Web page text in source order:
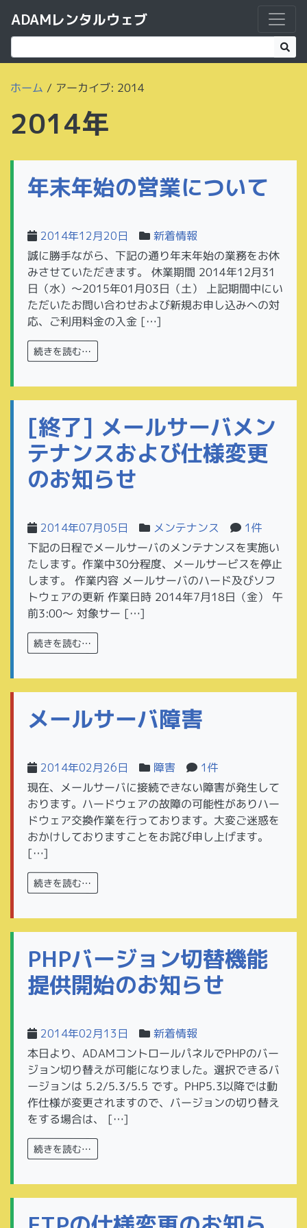
ADAMレンタルウェブ
ホーム / アーカイブ: 2014
2014年
年末年始の営業について
2014年12月20日 新着情報
誠に勝手ながら、下記の通り年末年始の業務をお休
みさせていただきます。 休業期間 2014年12月31
日（水）～2015年01月03日（土） 上記期間中にい
ただいたお問い合わせおよび新規お申し込みへの対
応、ご利用料金の入金 […]
続きを読む…
[終了] メールサーバメン
テナンスおよび仕様変更
のお知らせ
2014年07月05日 メンテナンス 1件
下記の日程でメールサーバのメンテナンスを実施い
たします。作業中30分程度、メールサービスを停止
します。 作業内容 メールサーバのハード及びソフ
トウェアの更新 作業日時 2014年7月18日（金） 午
前3:00～ 対象サー […]
続きを読む…
メールサーバ障害
2014年02月26日 障害 1件
現在、メールサーバに接続できない障害が発生して
おります。ハードウェアの故障の可能性がありハー
ドウェア交換作業を行っております。大変ご迷惑を
おかけしておりますことをお詫び申し上げます。
[…]
続きを読む…
PHPバージョン切替機能
提供開始のお知らせ
2014年02月13日 新着情報
本日より、ADAMコントロールパネルでPHPのバー
ジョン切り替えが可能になりました。選択できるバ
ージョンは 5.2/5.3/5.5 です。PHP5.3以降では動
作仕様が変更されますので、バージョンの切り替え
をする場合は、 […]
続きを読む…